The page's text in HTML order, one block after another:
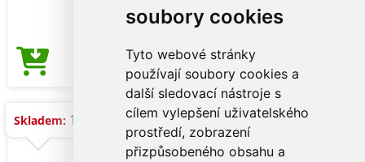
soubory cookies
Tyto webové stránky
používají soubory cookies a
další sledovací nástroje s
cílem vylepšení uživatelského
prostředí, zobrazení
přizpůsobeného obsahu a
Cena od32,93 Kč
Skladem: 14.000 ks